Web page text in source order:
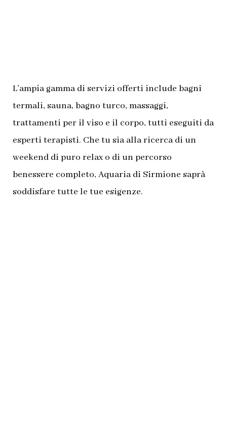
L’ampia gamma di servizi offerti include bagni
termali, sauna, bagno turco, massaggi,
trattamenti per il viso e il corpo, tutti eseguiti da
esperti terapisti. Che tu sia alla ricerca di un
weekend di puro relax o di un percorso
benessere completo, Aquaria di Sirmione saprà
soddisfare tutte le tue esigenze.